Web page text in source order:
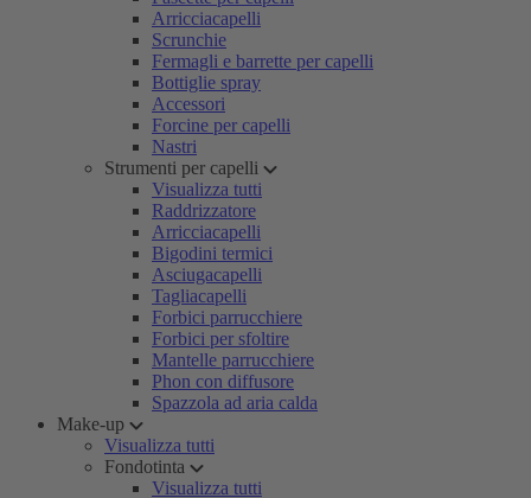
Arricciacapelli
Scrunchie
Fermagli e barrette per capelli
Bottiglie spray
Accessori
Forcine per capelli
Nastri
Strumenti per capelli
Visualizza tutti
Raddrizzatore
Arricciacapelli
Bigodini termici
Asciugacapelli
Tagliacapelli
Forbici parrucchiere
Forbici per sfoltire
Mantelle parrucchiere
Phon con diffusore
Spazzola ad aria calda
Make-up
Visualizza tutti
Fondotinta
Visualizza tutti